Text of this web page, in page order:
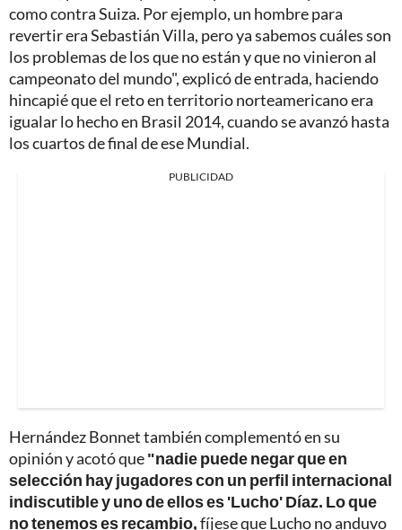
como contra Suiza. Por ejemplo, un hombre para
revertir era Sebastián Villa, pero ya sabemos cuáles son
los problemas de los que no están y que no vinieron al
campeonato del mundo", explicó de entrada, haciendo
hincapié que el reto en territorio norteamericano era
igualar lo hecho en Brasil 2014, cuando se avanzó hasta
los cuartos de final de ese Mundial.
PUBLICIDAD
Hernández Bonnet también complementó en su
opinión y acotó que"nadie puede negar que en
selección hay jugadores con un perfil internacional
indiscutible y uno de ellos es 'Lucho' Díaz. Lo que
no tenemos es recambio,fíjese que Lucho no anduvo